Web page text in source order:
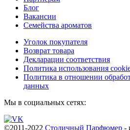
Блог
Вакансии
Семейства ароматов
Уголок покупателя
Возврат товара
Декларации соответствия
Политика использования
Политика в отношении
данных
Мы в социальных сетях:
©2011-2022 Столичный Парфюмер -